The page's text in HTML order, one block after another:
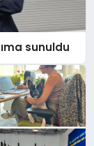
sunuldu